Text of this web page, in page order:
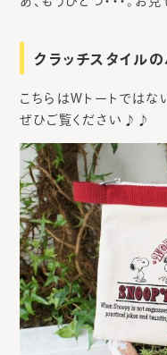
クラッチスタイル
こちらはWトートではな
ぜひご覧ください♪♪